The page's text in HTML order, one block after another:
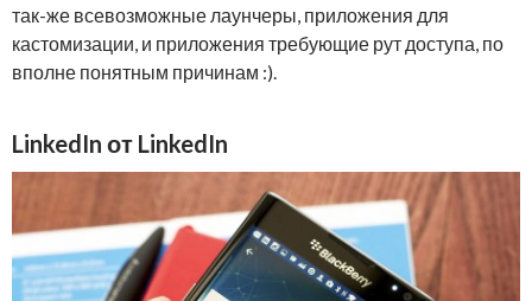
так-же всевозможные лаунчеры, приложения для
кастомизации, и приложения требующие рут доступа, по
вполне понятным причинам :).
LinkedIn от LinkedIn